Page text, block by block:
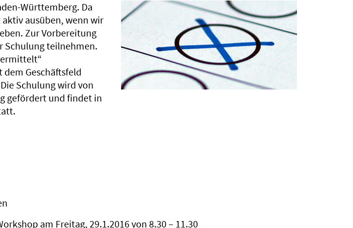
Württemberg. Da
ausüben, wenn wir
Zur Vorbereitung
Schulung teilnehmen.
dem Geschäftsfeld
Schulung wird von
gefördert und findet in
am Freitag, 29.1.2016 von 8.30 – 11.30